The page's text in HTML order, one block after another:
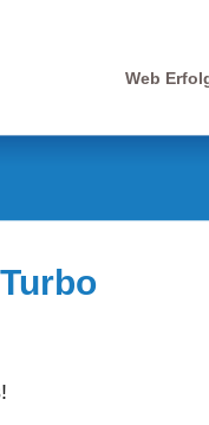
Web
!